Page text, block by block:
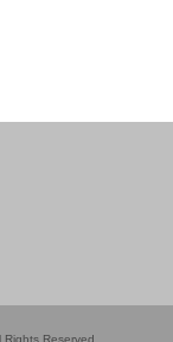
Reserved.